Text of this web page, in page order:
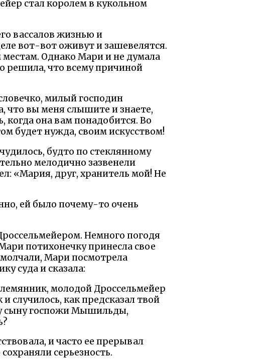
стал королем в кукольном
вассалов жизнью и
вот-вот оживут и зашевелятся.
Однако Мари и не думала
решила, что всему причиной
милый господин
что вы меня слышите и знаете,
она вам понадобится. Во
будет нужда, своим искусством!
будто по стеклянному
мелодично зазвенели
«Мария, друг, хранитель мой! Не
ей было почему-то очень
Немного погодя
потихонечку принесла свое
Мари посмотрела
суда и сказала:
молодой Дроссельмейер
случилось, как предсказал твой
сыну госпожи Мышильды,
и часто ее прерывал
серьезность.